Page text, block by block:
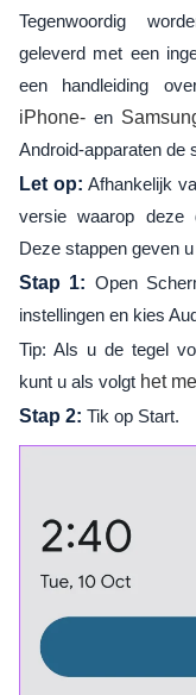
Tegenwoordig
geleverd met een
een handleiding
iPhone- en
Android-apparaten de
Let op: Afhankelijk
versie waarop deze
Deze stappen geven
Stap 1: Open
instellingen en kies
Tip: Als u de tegel
kunt u als volgt het
Stap 2: Tik op Start.